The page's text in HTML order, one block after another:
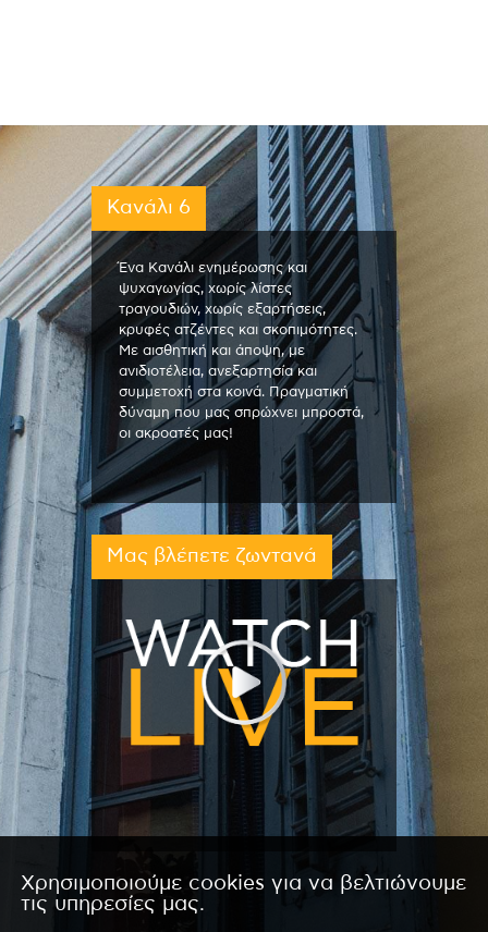
Κανάλι 6
Ένα Κανάλι ενημέρωσης και
ψυχαγωγίας, χωρίς λίστες
τραγουδιών, χωρίς εξαρτήσεις,
κρυφές ατζέντες και σκοπιμότητες.
Με αισθητική και άποψη, με
ανιδιοτέλεια, ανεξαρτησία και
συμμετοχή στα κοινά. Πραγματική
δύναμη που μας σπρώχνει μπροστά,
οι ακροατές μας!
Μας βλέπετε ζωντανά
Χρησιμοποιούμε cookies για να βελτιώνουμε
τις υπηρεσίες μας.